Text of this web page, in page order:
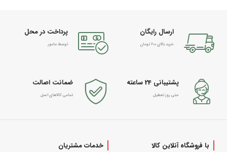
ارسال رایگان
خرید بالای 600 تومان
پرداخت در محل
توسط مامور
پشتیبانی 24 ساعته
حتی روز تعطیل
ضمانت اصالت
تمامی کالاهای اصل
با فروشگاه آنلاین کالا
خدمات مشتریان